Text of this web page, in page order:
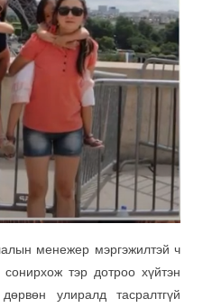
менежер мэргэжилтэй ч
тэр дотроо хүйтэн
улиралд тасралтгүй